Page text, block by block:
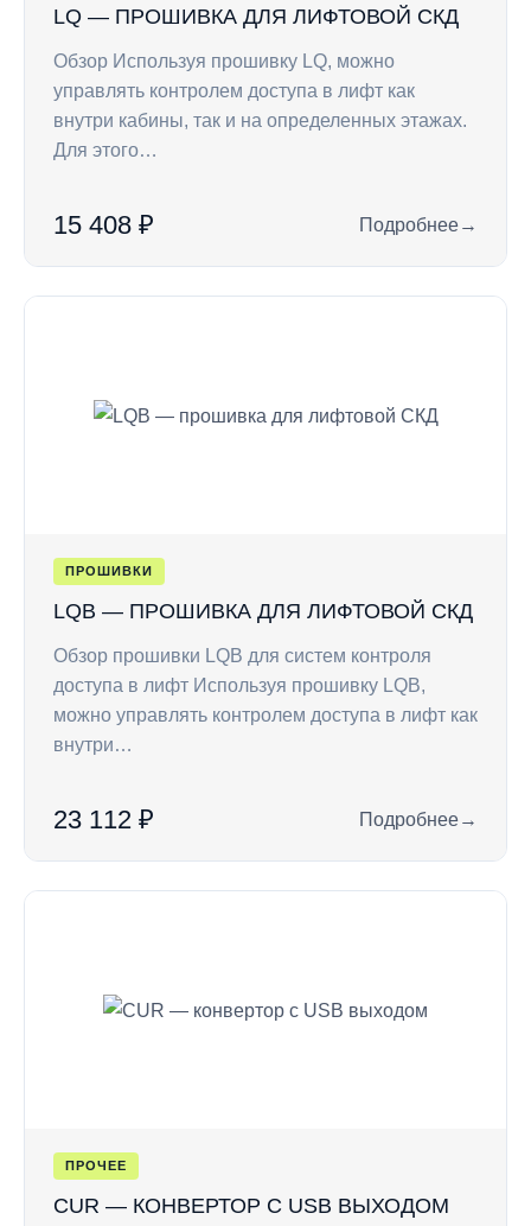
LQ — ПРОШИВКА ДЛЯ ЛИФТОВОЙ СКД
Обзор Используя прошивку LQ, можно
управлять контролем доступа в лифт как
внутри кабины, так и на определенных этажах.
Для этого…
15 408 ₽ Подробнее
: LQ — прошивка
→
ПРОШИВКИ
LQB — ПРОШИВКА ДЛЯ ЛИФТОВОЙ СКД
Обзор прошивки LQB для систем контроля
доступа в лифт Используя прошивку LQB,
можно управлять контролем доступа в лифт как
внутри…
23 112 ₽ Подробнее
: LQB —
→
ПРОЧЕЕ
CUR — КОНВЕРТОР С USB ВЫХОДОМ